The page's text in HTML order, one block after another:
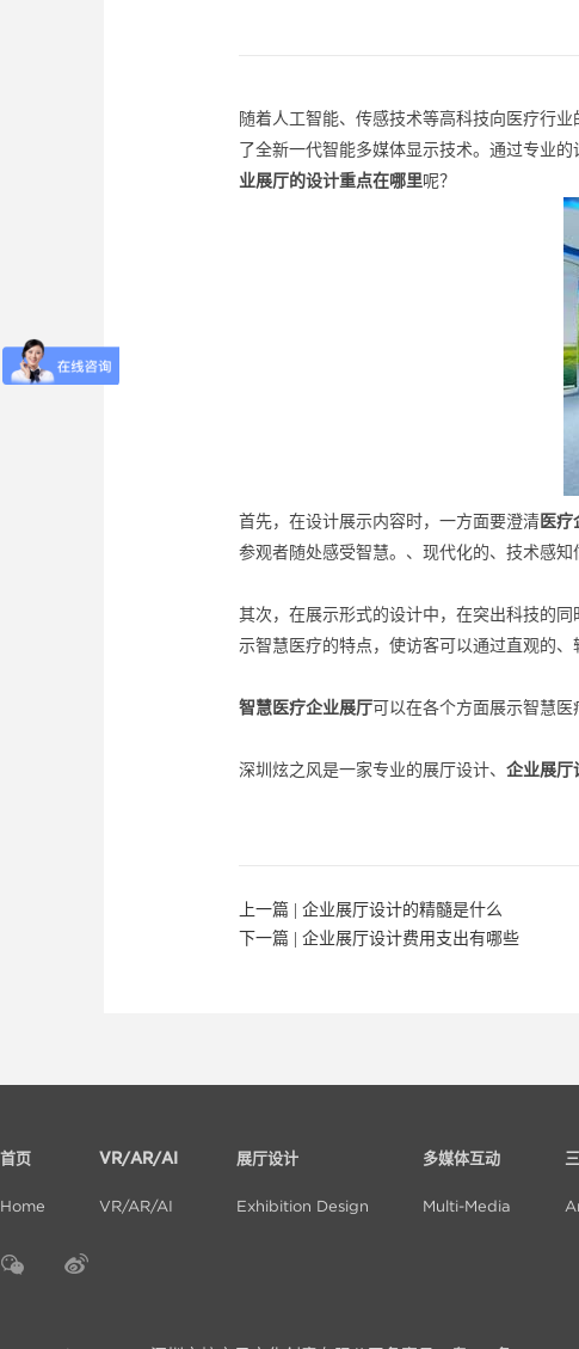
随着人工智能、传感技术等高科技向医疗行
了全新一代智能多媒体显示技术。通过专业
业展厅的设计重点在哪里呢？
首先，在设计展示内容时，一方面要澄清医疗
参观者随处感受智慧。、现代化的、技术感知
其次，在展示形式的设计中，在突出科技的
示智慧医疗的特点，使访客可以通过直观的、
智慧医疗企业展厅可以在各个方面展示智慧医
深圳炫之风是一家专业的展厅设计、 企业展厅
上一篇 | 企业展厅设计的精髓是什么
下一篇 | 企业展厅设计费用支出有哪些
首页
Home
VR/AR/AI
VR/AR/AI
展厅设计
Exhibition Design
多媒体互动
Multi-Media